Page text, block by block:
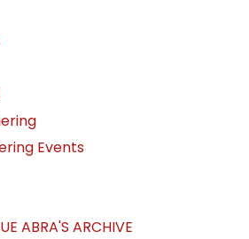
Events
ABRA'S ARCHIVE